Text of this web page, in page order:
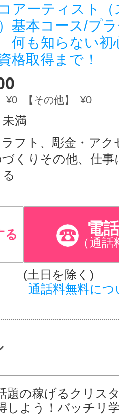
アーティスト（
基本コース/プ
何も知らない初
格取得まで！
¥0 【その他】 ¥0
満
フト、彫金・アク
くりその他、仕事
る 電
（通話
(土日を除く)
通話料無料につ
題の稼げるクリス
しよう！バッチリ